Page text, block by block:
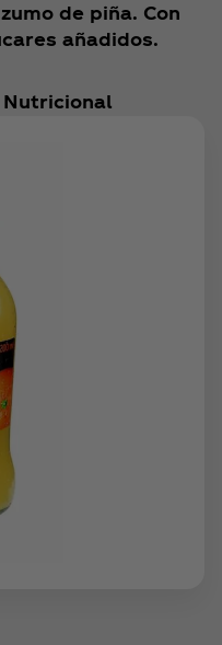
de piña. Con
añadidos.
Nutricional